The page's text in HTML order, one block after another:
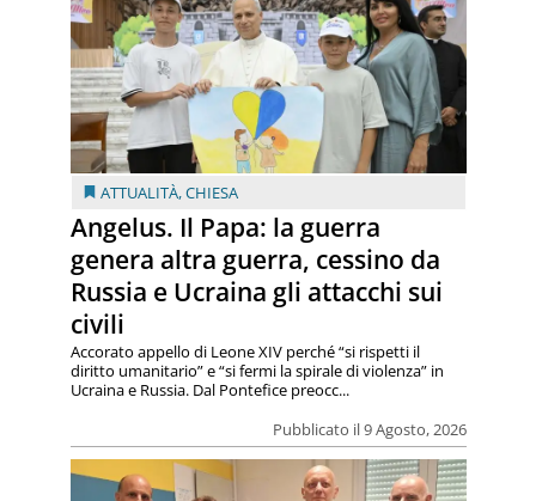
ATTUALITÀ,CHIESA
Angelus. Il Papa: la guerra
genera altra guerra, cessino da
Russia e Ucraina gli attacchi sui
civili
Pubblicato il 9 Agosto, 2026
Accorato appello di Leone XIV perché “si rispetti il
diritto umanitario” e “si fermi la spirale di violenza” in
Ucraina e Russia. Dal Pontefice preocc...